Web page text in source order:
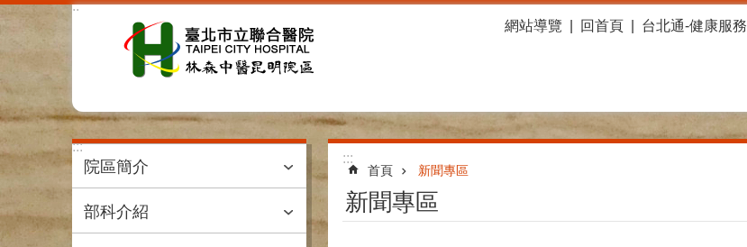
跳到主要內容區塊
:::
網站導覽
回首頁 台北通-健康服務
:::
院區簡介
部科介紹
:::
首頁 新聞專區
新聞專區